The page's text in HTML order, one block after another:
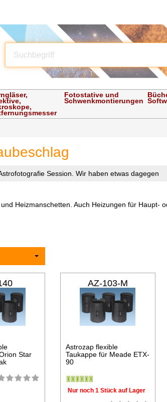
Fotostative und
Schwenkmontierungen
Session. Wir haben etwas dagegen
Heizmanschetten. Auch Heizungen für Haupt-
Star
AZ-103-M
Astrozap flexible
Taukappe für Meade ETX-
90
Nur noch 1 Stück auf Lager